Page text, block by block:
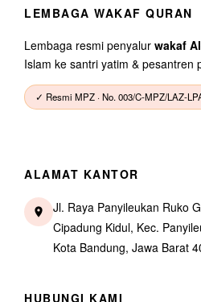
LEMBAGA WAKAF QURAN
Lembaga resmi penyalur wakaf
Islam ke santri yatim & pesantren
✓ Resmi MPZ · No. 003/C-MPZ/LAZ-
ALAMAT KANTOR
Jl. Raya Panyileukan Ruko
Cipadung Kidul, Kec.
Kota Bandung, Jawa Barat
HUBUNGI KAMI